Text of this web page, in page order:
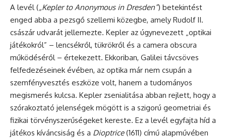
A levél („Kepler to Anonymous in Dresden”) betekintést
enged abba a pezsgő szellemi közegbe, amely Rudolf II.
császár udvarát jellemezte. Kepler az úgynevezett „optikai
játékokról” – lencsékről, tükrökről és a camera obscura
működéséről – értekezett. Ekkoriban, Galilei távcsöves
felfedezéseinek évében, az optika már nem csupán a
szemfényvesztés eszköze volt, hanem a tudományos
megismerés kulcsa. Kepler zsenialitása abban rejlett, hogy a
szórakoztató jelenségek mögött is a szigorú geometriai és
fizikai törvényszerűségeket kereste. Ez a levél egyfajta híd a
játékos kíváncsiság és a Dioptrice(1611) című alapművében